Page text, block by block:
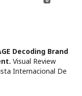
Decoding Brand
Visual Review
Internacional De